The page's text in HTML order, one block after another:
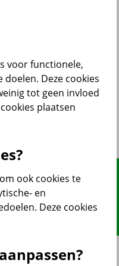
voor functionele,
Deze cookies
tot geen invloed
plaatsen
ook cookies te
en
Deze cookies